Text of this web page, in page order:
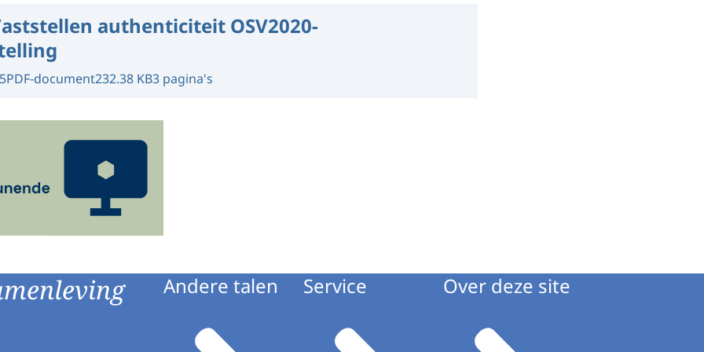
authenticiteit OSV2020-
PDF-document232.38 KB3 pagina's
Andere talen Service Over deze site